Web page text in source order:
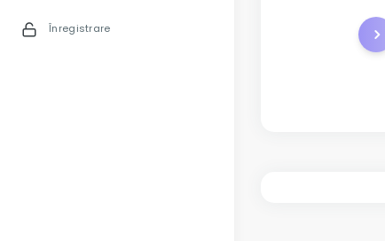
Înregistrare